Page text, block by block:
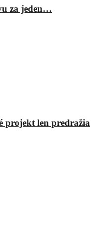
za jeden…
projekt len predražia